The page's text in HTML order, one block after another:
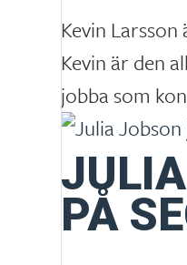
Kevin
Kevin är den
jobba som
PÅ